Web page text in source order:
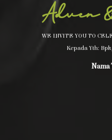
Adven
WE INVITE YOU TO
Kepada Yth:
Nama